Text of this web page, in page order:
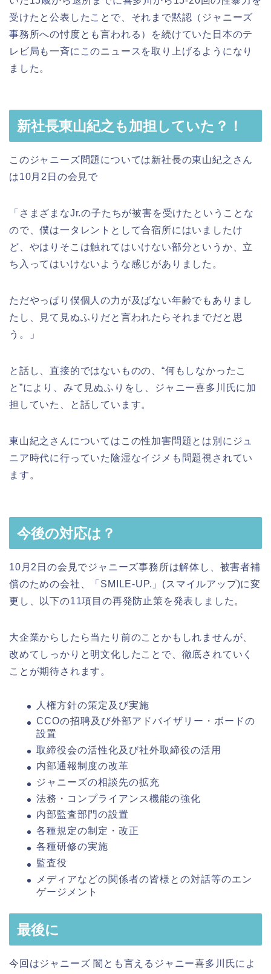
受けたと公表したことで、それまで黙認（ジャニーズ
事務所への忖度とも言われる）を続けていた日本のテ
レビ局も一斉にこのニュースを取り上げるようになり
ました。
新社長東山紀之も加担していた？！
このジャニーズ問題については新社長の東山紀之さん
は10月2日の会見で
「さまざまなJr.の子たちが被害を受けたということな
ので、僕は一タレントとして合宿所にはいましたけ
ど、やはりそこは触れてはいけない部分というか、立
ち入ってはいけないような感じがありました。
ただやっぱり僕個人の力が及ばない年齢でもありまし
たし、見て見ぬふりだと言われたらそれまでだと思
う。」
と話し、直接的ではないものの、“何もしなかったこ
と”により、みて見ぬふりをし、ジャニー喜多川氏に加
担していた、と話しています。
東山紀之さんについてはこの性加害問題とは別にジュ
ニア時代に行っていた陰湿なイジメも問題視されてい
ます。
今後の対応は？
10月2日の会見でジャニーズ事務所は解体し、被害者補
償のための会社、「SMILE-UP.」(スマイルアップ)に変
更し、以下の11項目の再発防止策を発表しました。
大企業からしたら当たり前のことかもしれませんが、
改めてしっかりと明文化したことで、徹底されていく
ことが期待されます。
人権方針の策定及び実施
CCOの招聘及び外部アドバイザリー・ボードの
設置
取締役会の活性化及び社外取締役の活用
内部通報制度の改革
ジャニーズの相談先の拡充
法務・コンプライアンス機能の強化
内部監査部門の設置
各種規定の制定・改正
各種研修の実施
監査役
メディアなどの関係者の皆様との対話等のエン
ゲージメント
最後に
今回はジャニーズ 闇とも言えるジャニー喜多川氏によ